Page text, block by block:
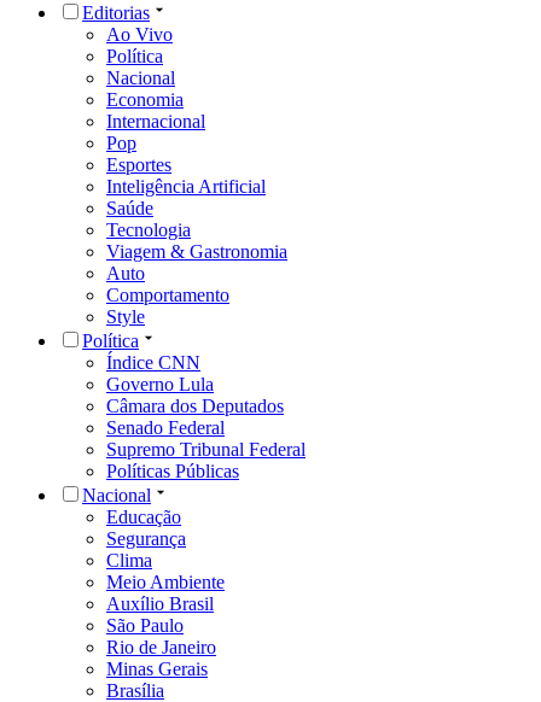
Editorias
Ao Vivo
Política
Nacional
Economia
Internacional
Pop
Esportes
Inteligência Artificial
Saúde
Tecnologia
Viagem & Gastronomia
Auto
Comportamento
Style
Política
Índice CNN
Governo Lula
Câmara dos Deputados
Senado Federal
Supremo Tribunal Federal
Políticas Públicas
Nacional
Educação
Segurança
Clima
Meio Ambiente
Auxílio Brasil
São Paulo
Rio de Janeiro
Minas Gerais
Brasília